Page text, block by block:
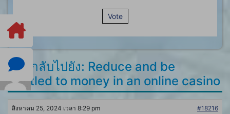
Vote
ตอบกลับไปยัง: Reduce and be
entitled to money in an online casino
สิงหาคม 25, 2024 เวลา 8:29 pm
#18216